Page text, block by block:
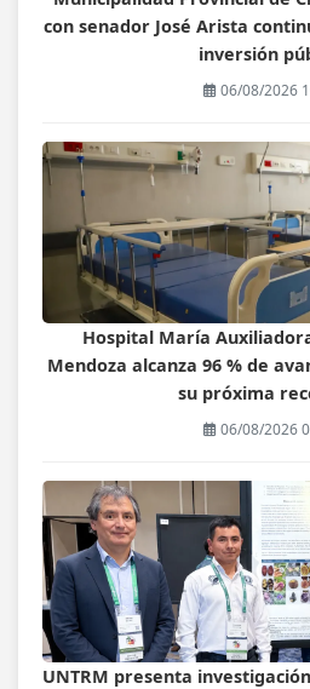
con senador José Arista
inversión
06/08/2026
Hospital María
Mendoza alcanza 96 % de
su próxima
06/08/2026
UNTRM presenta